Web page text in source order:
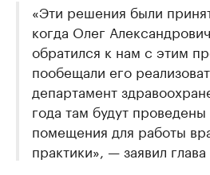
«Эти решения были
когда Олег
обратился к нам с этим
пообещали его
департамент
года там будут
помещения для работы
практики», — заявил глава